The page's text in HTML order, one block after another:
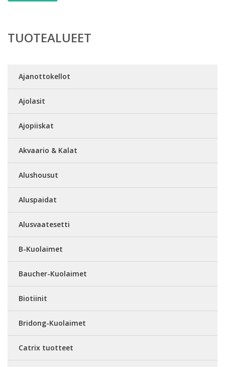
TUOTEALUEET
Ajanottokellot
Ajolasit
Ajopiiskat
Akvaario & Kalat
Alushousut
Aluspaidat
Alusvaatesetti
B-Kuolaimet
Baucher-Kuolaimet
Biotiinit
Bridong-Kuolaimet
Catrix tuotteet